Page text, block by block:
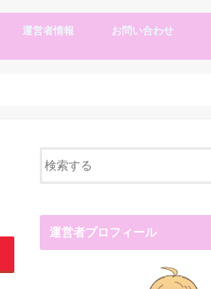
運営者情報 お問い合わせ
運営者プロフィール